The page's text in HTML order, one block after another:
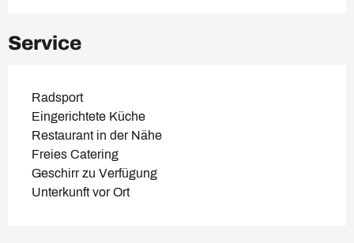
Service
Radsport
Eingerichtete Küche
Restaurant in der Nähe
Freies Catering
Geschirr zu Verfügung
Unterkunft vor Ort